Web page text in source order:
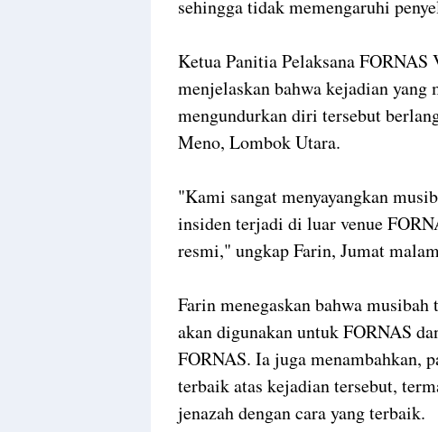
sehingga tidak memengaruhi
Ketua Panitia Pelaksana
menjelaskan bahwa kejadian yang
mengundurkan diri tersebut
Meno, Lombok Utara.
"Kami sangat menyayangkan
insiden terjadi di luar venue
resmi," ungkap Farin, Jumat
Farin menegaskan bahwa
akan digunakan untuk FORNAS
FORNAS. Ia juga menambahkan,
terbaik atas kejadian tersebut,
jenazah dengan cara yang terbaik.